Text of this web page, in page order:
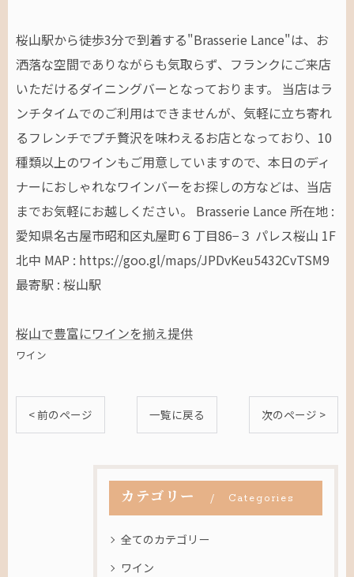
桜山駅から徒歩3分で到着する"Brasserie Lance"は、お
洒落な空間でありながらも気取らず、フランクにご来店
いただけるダイニングバーとなっております。 当店はラ
ンチタイムでのご利用はできませんが、気軽に立ち寄れ
るフレンチでプチ贅沢を味わえるお店となっており、10
種類以上のワインもご用意していますので、本日のディ
ナーにおしゃれなワインバーをお探しの方などは、当店
までお気軽にお越しください。 Brasserie Lance 所在地 :
愛知県名古屋市昭和区丸屋町６丁目86−３ パレス桜山 1F
北中 MAP : https://goo.gl/maps/JPDvKeu5432CvTSM9
最寄駅 : 桜山駅
桜山で豊富にワインを揃え提供
ワイン
< 前のページ 一覧に戻る 次のページ >
カテゴリー Categories
全てのカテゴリー
ワイン